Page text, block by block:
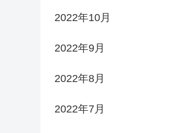
2022年10月
2022年9月
2022年8月
2022年7月